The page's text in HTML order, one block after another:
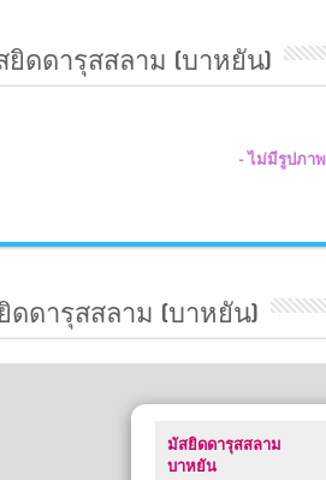
ยิดดารุสสลาม (บาหยัน)
- ไม่มีรูปภา
ดดารุสสลาม (บาหยัน)
มัสยิดดารุสสลาม
บาหยัน